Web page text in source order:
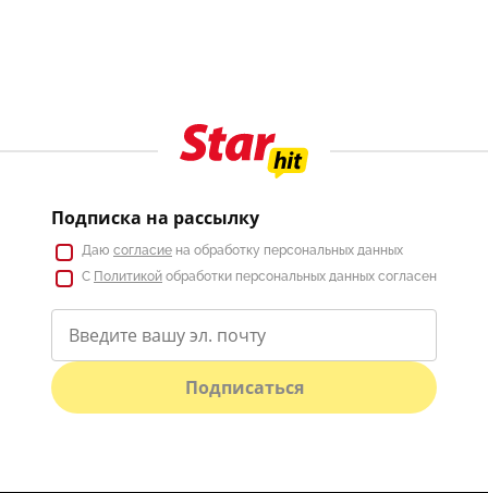
Подписка на рассылку
Даю согласие на обработку персональных данных
С Политикой обработки персональных данных согласен
Подписаться